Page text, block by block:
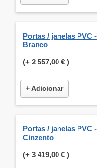
Portas / janelas PVC -
Branco
(+ 2 557,00 € )
+ Adicionar
Portas / janelas PVC -
Cinzento
(+ 3 419,00 € )